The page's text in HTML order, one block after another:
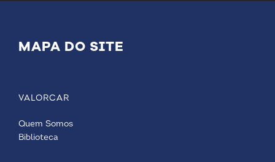
MAPA DO SITE
VALORCAR
Quem Somos
Biblioteca